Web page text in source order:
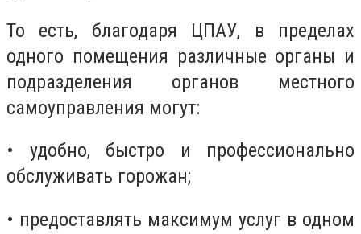
То есть, благодаря ЦПАУ, в пределах
одного помещения различные органы и
подразделения органов местного
самоуправления могут:
• удобно, быстро и профессионально
обслуживать горожан;
• предоставлять максимум услуг в одном